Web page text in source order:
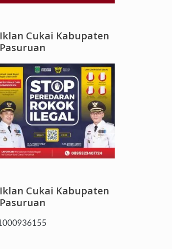
Iklan Cukai Kabupaten
Pasuruan
Iklan Cukai Kabupaten
Pasuruan